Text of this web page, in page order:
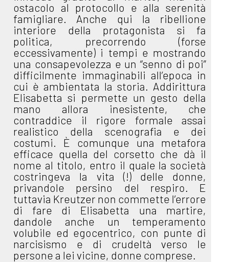
ostacolo al protocollo e alla serenità
famigliare. Anche qui la ribellione
interiore della protagonista si fa
politica, precorrendo (forse
eccessivamente) i tempi e mostrando
una consapevolezza e un “senno di poi”
difficilmente immaginabili all’epoca in
cui è ambientata la storia. Addirittura
Elisabetta si permette un gesto della
mano allora inesistente, che
contraddice il rigore formale assai
realistico della scenografia e dei
costumi. È comunque una metafora
efficace quella del corsetto che dà il
nome al titolo, entro il quale la società
costringeva la vita (!) delle donne,
privandole persino del respiro. E
tuttavia Kreutzer non commette l’errore
di fare di Elisabetta una martire,
dandole anche un temperamento
volubile ed egocentrico, con punte di
narcisismo e di crudeltà verso le
persone a lei vicine, donne comprese.